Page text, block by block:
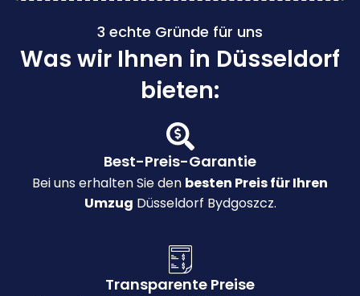
3 echte Gründe für uns
Was wir Ihnen in Düsseldorf
bieten:
Best-Preis-Garantie
Bei uns erhalten Sie den besten Preis für Ihren
Umzug Düsseldorf Bydgoszcz.
Transparente Preise